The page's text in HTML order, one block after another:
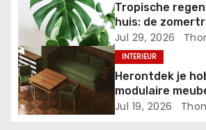
g
a
t
i
Tropische
huis: de
Jul 29, 2026
INTERIEUR
Herontdek je
modulaire
Jul 19, 2026